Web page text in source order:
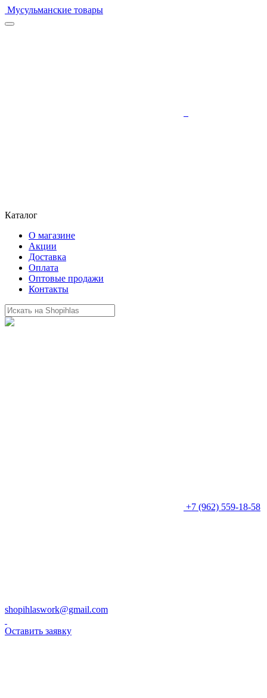
Мусульманские товары
Каталог
О магазине
Акции
Доставка
Оплата
Оптовые продажи
Контакты
+7 (962) 559-18-58
shopihlaswork@gmail.com
Оставить заявку